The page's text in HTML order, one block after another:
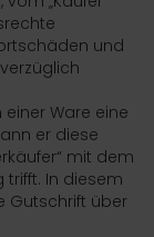
und
einer Ware eine
er diese
mit dem
trifft. In diesem
Gutschrift über